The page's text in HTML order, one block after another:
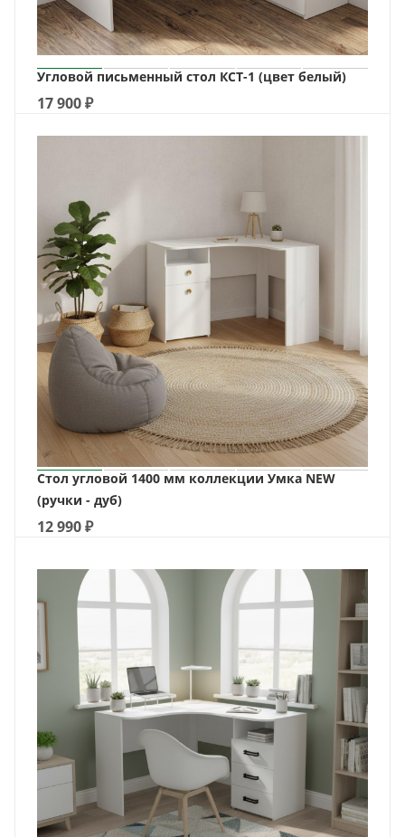
Угловой письменный стол КСТ-1 (цвет белый)
17 900₽
Стол угловой 1400 мм коллекции Умка NEW
(ручки - дуб)
12 990₽